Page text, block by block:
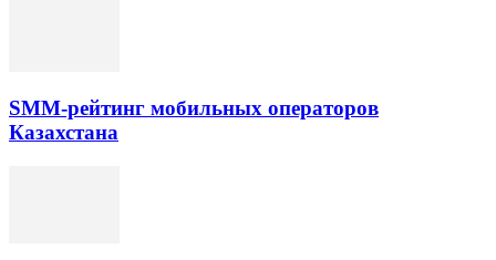
SMM-рейтинг мобильных операторов
Казахстана